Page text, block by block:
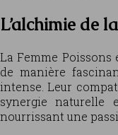
L’alchimie de
La Femme Poissons
de manière
intense. Leur
synergie naturelle
nourrissant une